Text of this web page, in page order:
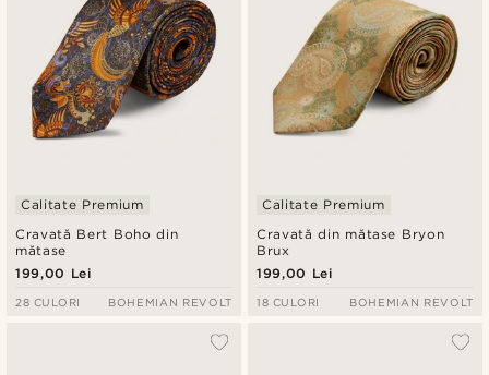
Preț descrescător
Cravată Bert Boho din
mătase
Calitate Premium
199,00 Lei
28 CULORI BOHEMIAN REVOLT
Cravată din mătase Bryon
Brux
Calitate Premium
199,00 Lei
18 CULORI BOHEMIAN REVOLT